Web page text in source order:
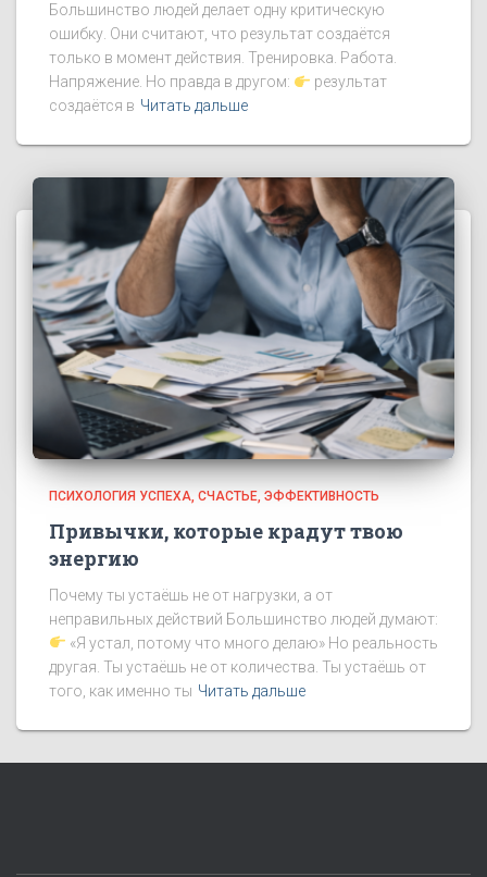
Большинство людей делает одну критическую
ошибку. Они считают, что результат создаётся
только в момент действия. Тренировка. Работа.
Напряжение. Но правда в другом:
результат
создаётся в Читать дальше
ПСИХОЛОГИЯ УСПЕХА СЧАСТЬЕ ЭФФЕКТИВНОСТЬ
Привычки, которые крадут твою
энергию
Почему ты устаёшь не от нагрузки, а от
неправильных действий Большинство людей думают:
«Я устал, потому что много делаю» Но реальность
другая. Ты устаёшь не от количества. Ты устаёшь от
того, как именно ты Читать дальше